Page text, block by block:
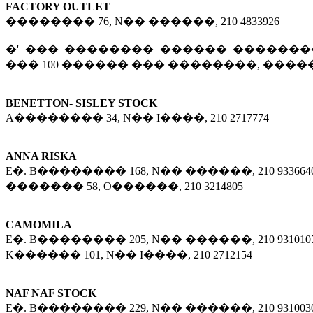
FACTORY OUTLET
�������� 76, N�� ������, 210 4833926
�' ��� �������� ������
��� 100 ������ ��� ��������,
BENETTON- SISLEY STOCK
A�������� 34, N�� I����, 210 2717774
ANNA RISKA
E�. B�������� 168, N�� ������, 210
������� 58, O������, 210 3214805
CAMOMILA
E�. B�������� 205, N�� ������, 210
K������ 101, N�� I����, 210 2712154
NAF NAF STOCK
E�. B�������� 229, N�� ������, 210